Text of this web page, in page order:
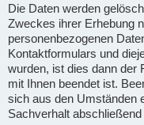
Die Daten werden
Zweckes ihrer Erhebung
personenbezogenen
Kontaktformulars und
wurden, ist dies dann der
mit Ihnen beendet ist.
sich aus den Umständen
Sachverhalt